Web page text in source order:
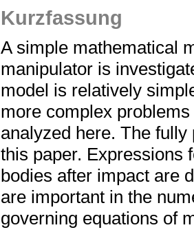
Kurzfassung
A simple mathematical
manipulator is
model is relatively
more complex
analyzed here. The
this paper. Expressions
bodies after impact are
are important in the
governing equations of